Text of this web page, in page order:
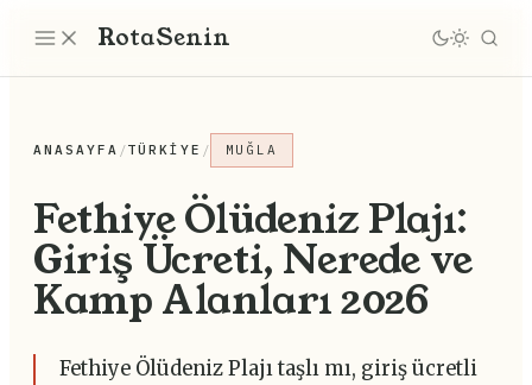
RotaSenin
ANASAYFA /TÜRKIYE / MUĞLA
Fethiye Ölüdeniz Plajı:
Giriş Ücreti, Nerede ve
Kamp Alanları 2026
Fethiye Ölüdeniz Plajı taşlı mı, giriş ücretli